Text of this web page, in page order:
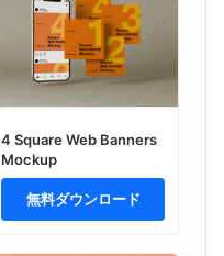
4 Square Web Banners
Mockup
無料ダウンロード